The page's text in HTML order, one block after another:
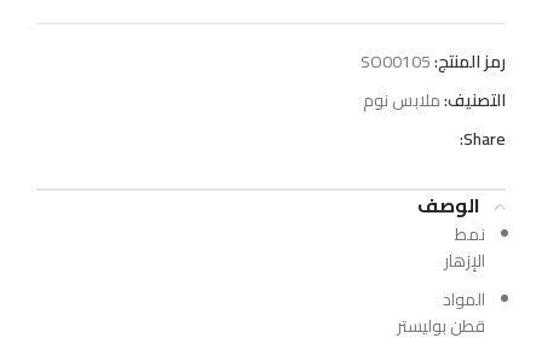
رمز المنتج:SO00105
التصنيف:ملابس نوم
Share:
الوصف
نمط
الإزهار
المواد
قطن بوليستر